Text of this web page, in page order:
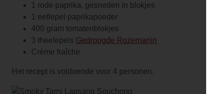
1 rode paprika, gesneden in blokjes
1 eetlepel paprikapoeder
400 gram tomatenblokjes
3 theelepels Gedroogde Rozemarijn
Crème fraîche
Het recept is voldoende voor 4 personen.